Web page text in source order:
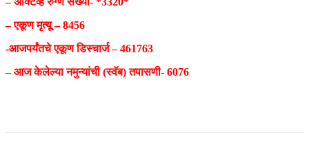
– एकूण मृत्यू – 8456
-आजपर्यंतचे एकूण डिस्चार्ज – 461763
– आज केलेल्या नमुन्यांची (स्वॅब) तपासणी- 6076